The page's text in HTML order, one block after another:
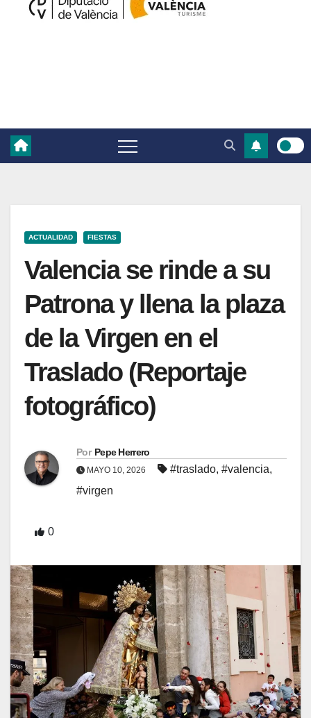
ACTUALIDAD FIESTAS
Valencia se rinde a su
Patrona y llena la plaza
de la Virgen en el
Traslado (Reportaje
fotográfico)
Por Pepe Herrero
MAYO 10, 2026 #traslado, #valencia,
#virgen
0